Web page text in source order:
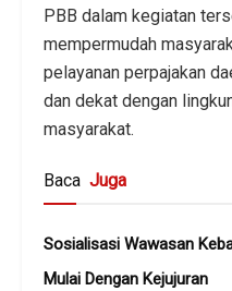
PBB dalam kegiatan
mempermudah
pelayanan perpajakan
dan dekat dengan
masyarakat.
Baca Juga
Sosialisasi Wawasan
Mulai Dengan Kejujuran